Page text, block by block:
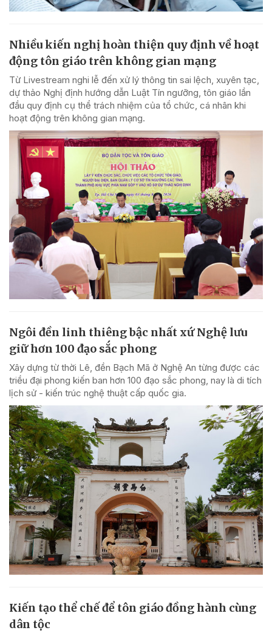
Nhiều kiến nghị hoàn thiện quy định về hoạt
động tôn giáo trên không gian mạng
Từ Livestream nghi lễ đến xử lý thông tin sai lệch, xuyên tạc,
dự thảo Nghị định hướng dẫn Luật Tín ngưỡng, tôn giáo lần
đầu quy định cụ thể trách nhiệm của tổ chức, cá nhân khi
hoạt động trên không gian mạng.
Ngôi đền linh thiêng bậc nhất xứ Nghệ lưu
giữ hơn 100 đạo sắc phong
Xây dựng từ thời Lê, đền Bạch Mã ở Nghệ An từng được các
triều đại phong kiến ban hơn 100 đạo sắc phong, nay là di tích
lịch sử - kiến trúc nghệ thuật cấp quốc gia.
Kiến tạo thể chế để tôn giáo đồng hành cùng
dân tộc